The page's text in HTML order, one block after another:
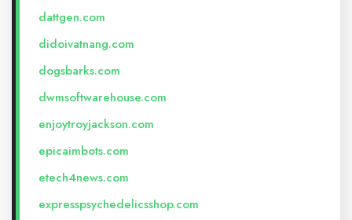
dattgen.com
didoivatnang.com
dogsbarks.com
dwmsoftwarehouse.com
enjoytroyjackson.com
epicaimbots.com
etech4news.com
expresspsychedelicsshop.com